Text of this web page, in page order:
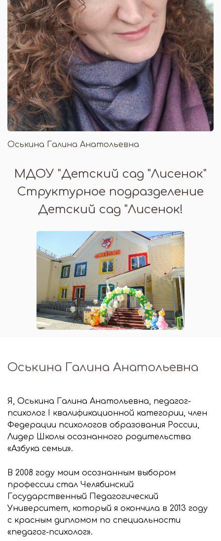
Оськина Галина Анатольевна
МДОУ "Детский сад "Лисенок"
Структурное подразделение
Детский сад "Лисенок!
Оськина Галина Анатольевна
Я, Оськина Галина Анатольевна, педагог-
психолог I квалификационной категории, член
Федерации психологов образования России,
Лидер Школы осознанного родительства
«Азбука семьи».
В 2008 году моим осознанным выбором
профессии стал Челябинский
Государственный Педагогический
Университет, который я окончила в 2013 году
с красным дипломом по специальности
«педагог-психолог».